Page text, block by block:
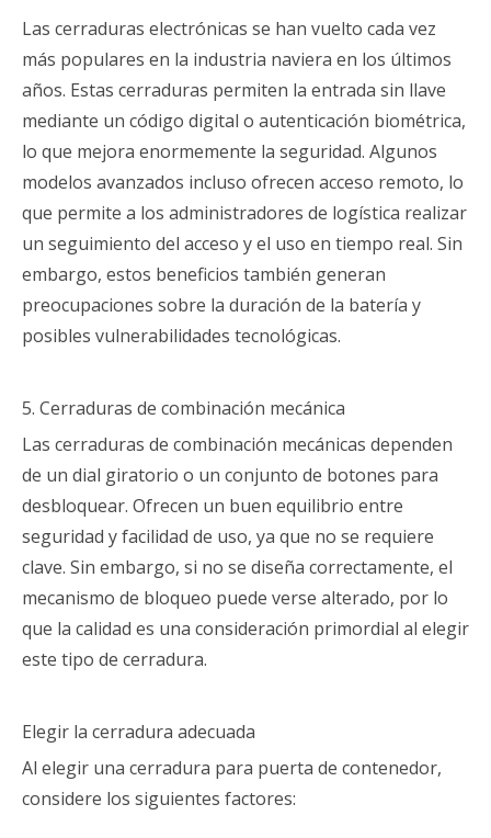
Las cerraduras electrónicas se han vuelto cada vez
más populares en la industria naviera en los últimos
años. Estas cerraduras permiten la entrada sin llave
mediante un código digital o autenticación biométrica,
lo que mejora enormemente la seguridad. Algunos
modelos avanzados incluso ofrecen acceso remoto, lo
que permite a los administradores de logística realizar
un seguimiento del acceso y el uso en tiempo real. Sin
embargo, estos beneficios también generan
preocupaciones sobre la duración de la batería y
posibles vulnerabilidades tecnológicas.
5. Cerraduras de combinación mecánica
Las cerraduras de combinación mecánicas dependen
de un dial giratorio o un conjunto de botones para
desbloquear. Ofrecen un buen equilibrio entre
seguridad y facilidad de uso, ya que no se requiere
clave. Sin embargo, si no se diseña correctamente, el
mecanismo de bloqueo puede verse alterado, por lo
que la calidad es una consideración primordial al elegir
este tipo de cerradura.
Elegir la cerradura adecuada
Al elegir una cerradura para puerta de contenedor,
considere los siguientes factores: